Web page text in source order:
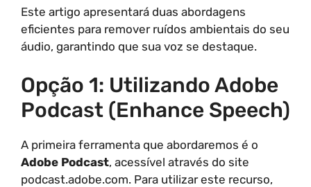
Este artigo apresentará duas abordagens
eficientes para remover ruídos ambientais do seu
áudio, garantindo que sua voz se destaque.
Opção 1: Utilizando Adobe
Podcast (Enhance Speech)
A primeira ferramenta que abordaremos é o
Adobe Podcast, acessível através do site
podcast.adobe.com. Para utilizar este recurso,